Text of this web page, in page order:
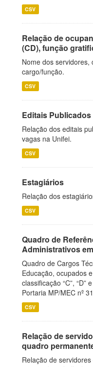
CSV
Relação de
(CD), função
Nome dos servidores,
cargo/função.
CSV
Editais Publicados
Relação dos editais
vagas na Unifei.
CSV
Estagiários
Relação dos
CSV
Quadro de
Administrativos
Quadro de Cargos
Educação, ocupados
classificação “C”, “D”
Portaria MP/MEC nº
CSV
Relação de
quadro
Relação de